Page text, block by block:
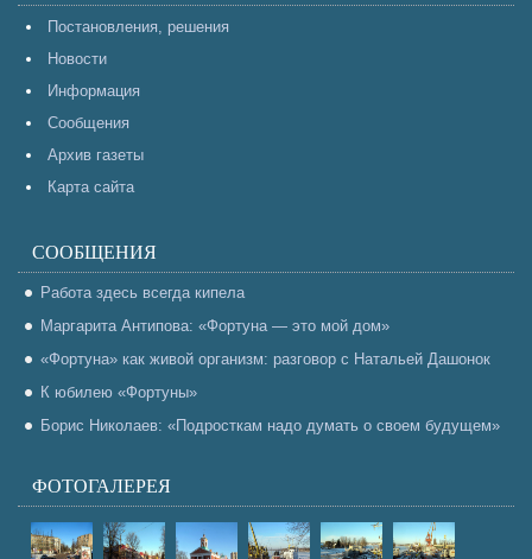
Постановления, решения
Новости
Информация
Сообщения
Архив газеты
Карта сайта
СООБЩЕНИЯ
Работа здесь всегда кипела
Маргарита Антипова: «Фортуна — это мой дом»
«Фортуна» как живой организм: разговор с Натальей Дашонок
К юбилею «Фортуны»
Борис Николаев: «Подросткам надо думать о своем будущем»
ФОТОГАЛЕРЕЯ